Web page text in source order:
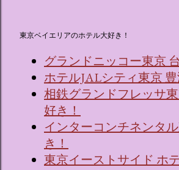
東京ベイエリアのホテル大好き！
グランドニッコー東京
ホテルJALシティ東京 豊
相鉄グランドフレッサ
好き！
インターコンチネンタ
き！
東京イーストサイド ホ